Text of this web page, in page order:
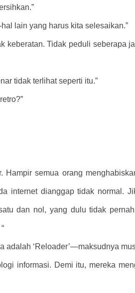
lain yang harus kita selesaikan.”
keberatan. Tidak peduli seberapa
tidak terlihat seperti itu.”
semua orang
internet dianggap tidak normal.
dan nol, yang dulu tidak
adalah ‘Reloader’—maksudnya
informasi. Demi itu, mereka